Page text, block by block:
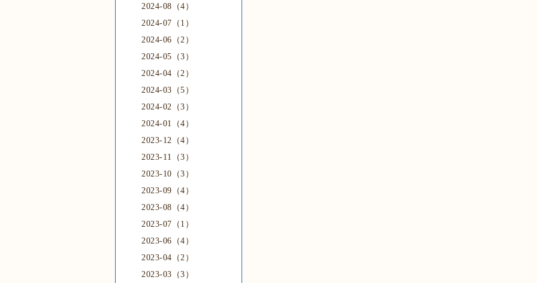
2024-08（4）
2024-07（1）
2024-06（2）
2024-05（3）
2024-04（2）
2024-03（5）
2024-02（3）
2024-01（4）
2023-12（4）
2023-11（3）
2023-10（3）
2023-09（4）
2023-08（4）
2023-07（1）
2023-06（4）
2023-04（2）
2023-03（3）